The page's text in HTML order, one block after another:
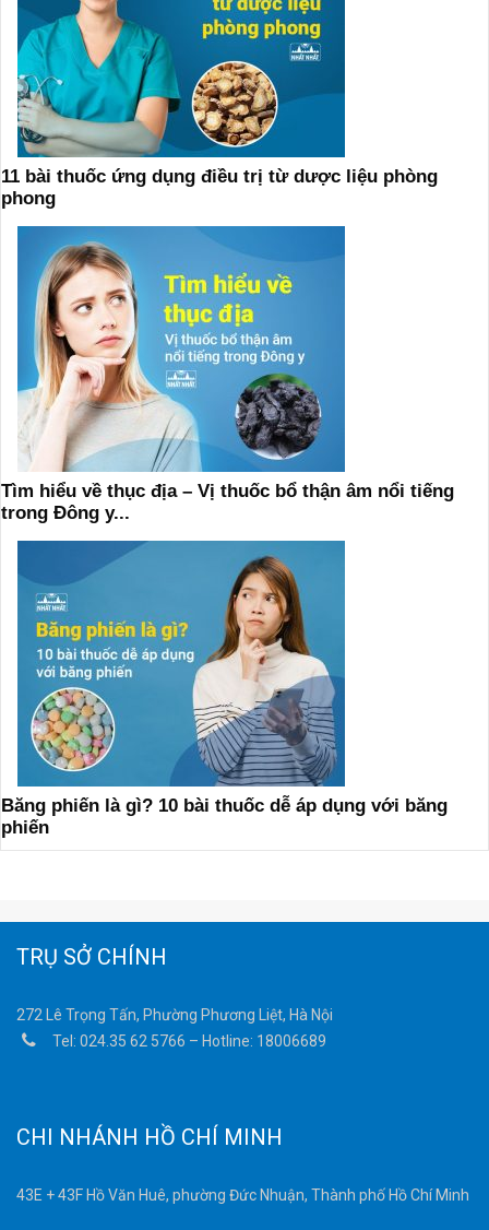
11 bài thuốc ứng dụng điều trị từ dược liệu phòng
phong
Tìm hiểu về thục địa – Vị thuốc bổ thận âm nổi tiếng
trong Đông y...
Băng phiến là gì? 10 bài thuốc dễ áp dụng với băng
phiến
TRỤ SỞ CHÍNH
272 Lê Trọng Tấn, Phường Phương Liệt, Hà Nội
Tel: 024.35 62 5766 – Hotline: 18006689
CHI NHÁNH HỒ CHÍ MINH
43E + 43F Hồ Văn Huê, phường Đức Nhuận, Thành phố Hồ Chí Minh